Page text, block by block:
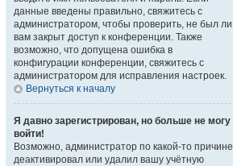
данные введены правильно, свяжитесь с
администратором, чтобы проверить, не был ли
вам закрыт доступ к конференции. Также
возможно, что допущена ошибка в
конфигурации конференции, свяжитесь с
администратором для исправления настроек.
Вернуться к началу
Я давно зарегистрирован, но больше не могу
войти!
Возможно, администратор по какой-то причине
деактивировал или удалил вашу учётную